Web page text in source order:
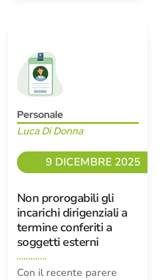
Personale
Luca Di Donna
9 DICEMBRE 2025
Non prorogabili gli
incarichi dirigenziali a
termine conferiti a
soggetti esterni
Con il recente parere